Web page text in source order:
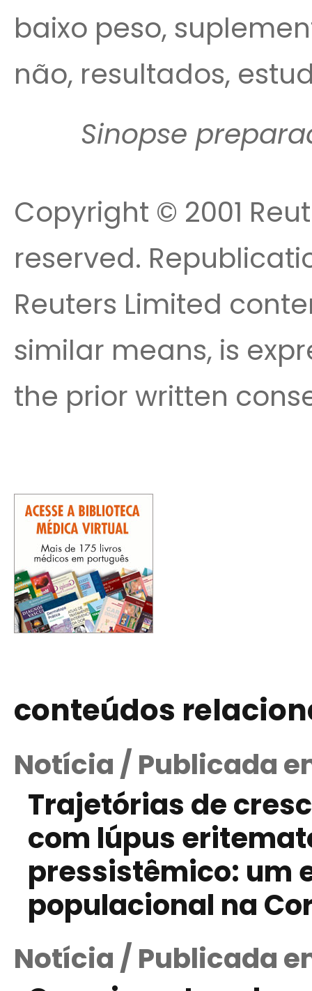
baixo peso,
não, resultados,
Sinopse
Copyright © 2001
reserved.
Reuters Limited
similar means, is
the prior written
conteúdos
Notícia / Publicada
Trajetórias de
com lúpus
pressistêmico: um
populacional na
Notícia / Publicada